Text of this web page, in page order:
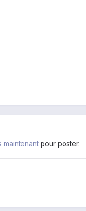
maintenant pour poster.